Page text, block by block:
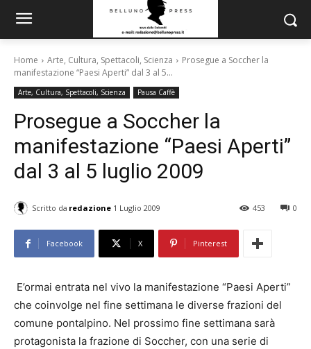
Home Arte, Cultura, Spettacoli, Scienza
Prosegue a Soccher la
manifestazione “Paesi Aperti” dal 3 al 5...
Arte, Cultura, Spettacoli, Scienza Pausa Caffè
Prosegue a Soccher la
manifestazione “Paesi Aperti”
dal 3 al 5 luglio 2009
Scritto da redazione 1 Luglio 2009 0
453
Facebook X Pinterest
E’ormai entrata nel vivo la manifestazione “Paesi Aperti”
che coinvolge nel fine settimana le diverse frazioni del
comune pontalpino. Nel prossimo fine settimana sarà
protagonista la frazione di Soccher, con una serie di